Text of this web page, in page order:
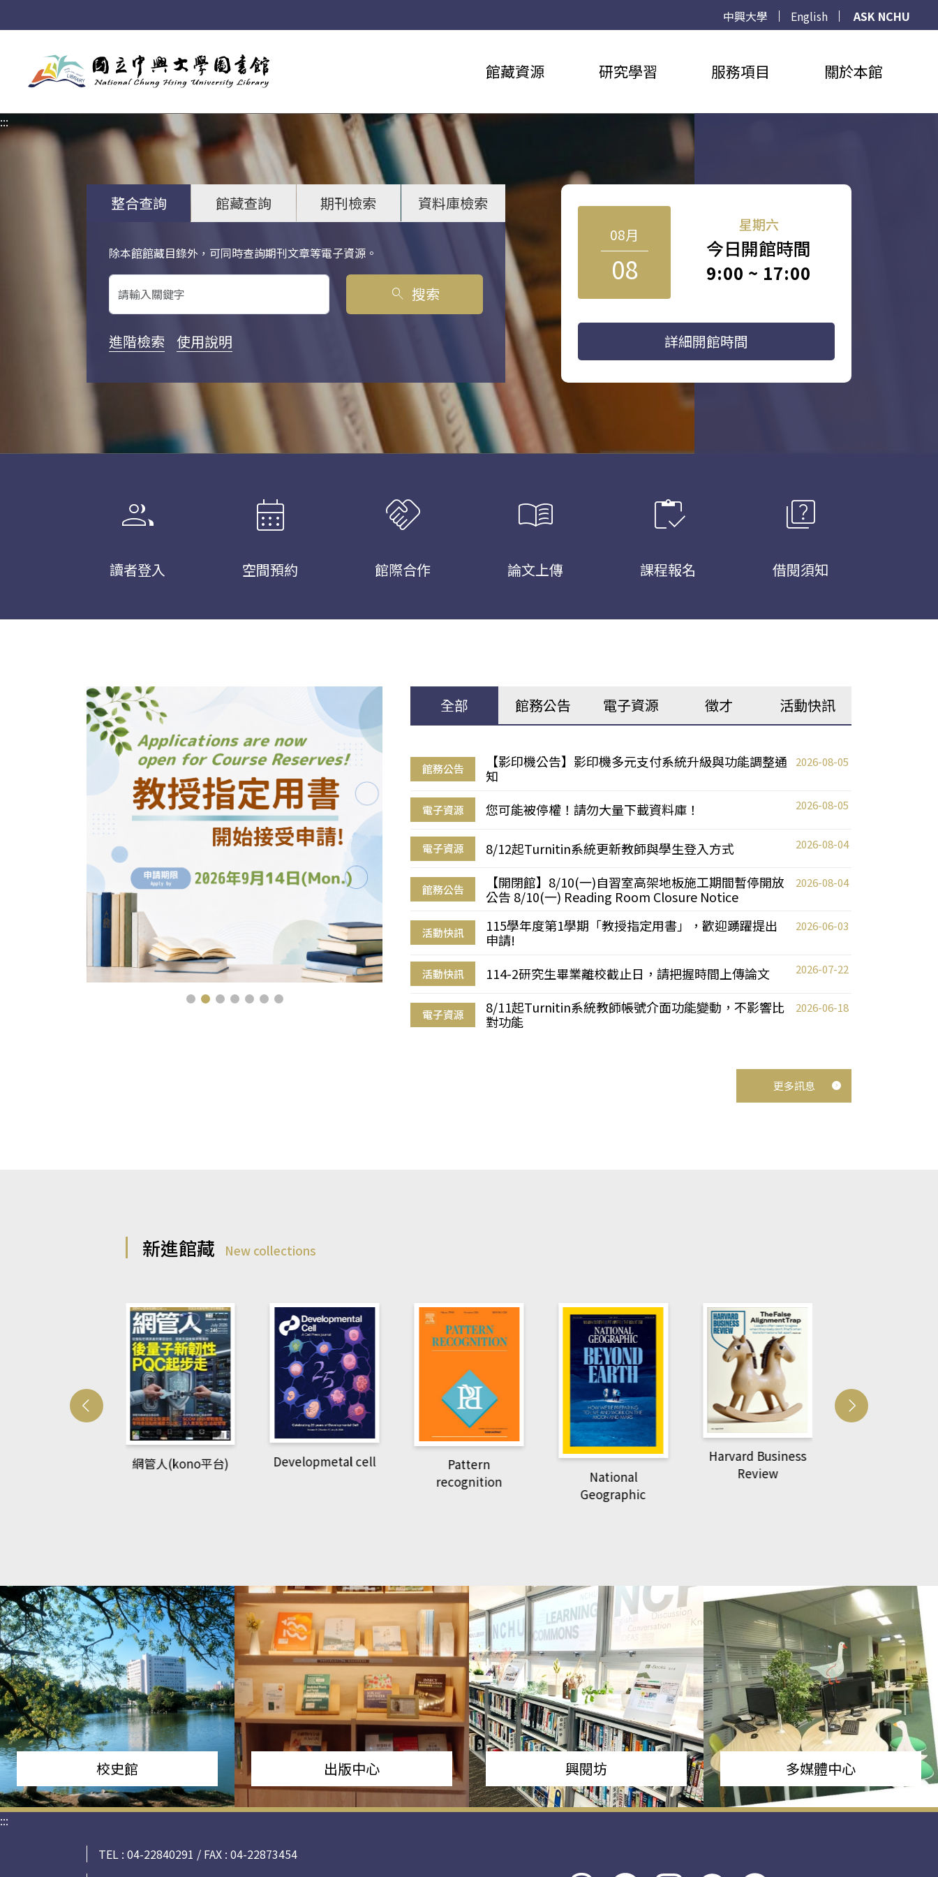
中興大學 English
ASK NCHU
館藏資源 研究學習 服務項目 關於本館
:::
整合查詢 館藏查詢 期刊檢索 資料庫檢索
除本館館藏目錄外，可同時查詢期刊文章等電子資源。
關鍵字搜尋
search 搜索
進階檢索 使用說明
08月
08
星期六
今日開館時間
9:00 ~ 17:00
詳細開館時間
group
讀者登入
calendar_month
空間預約
handshake
館際合作
menu_book
論文上傳
inventory
課程報名
quiz
借閱須知
全部 館務公告 電子資源 徵才 活動快訊
館務公告
【影印機公告】影印機多元支付系統升級與功能調整通
知
2026-08-05
電子資源 您可能被停權！請勿大量下載資料庫！ 2026-08-05
電子資源 8/12起Turnitin系統更新教師與學生登入方式 2026-08-04
館務公告
【開閉館】8/10(一)自習室高架地板施工期間暫停開放
公告 8/10(一) Reading Room Closure Notice
2026-08-04
活動快訊
115學年度第1學期「教授指定用書」，歡迎踴躍提出
申請!
2026-06-03
活動快訊 114-2研究生畢業離校截止日，請把握時間上傳論文 2026-07-22
電子資源
8/11起Turnitin系統教師帳號介面功能變動，不影響比
對功能
2026-06-18
更多訊息
新進館藏 New collections
Developmetal cell
Pattern
National
Harvard Business
Review
萌動力一頁漫畫學生
校史館 出版中心 興閱坊 多媒體中心
:::
TEL : 04-22840291 / FAX : 04-22873454